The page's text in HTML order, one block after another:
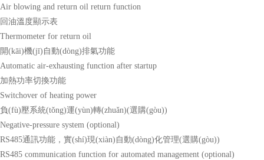
Air blowing and return oil return function
回油溫度顯示表
Thermometer for return oil
開(kāi)機(jī)自動(dòng)排氣功能
Automatic air-exhausting function after startup
加熱功率切換功能
Switchover of heating power
負(fù)壓系統(tǒng)運(yùn)轉(zhuǎn)(選購(gòu))
Negative-pressure system (optional)
RS485通訊功能，實(shí)現(xiàn)自動(dòng)化管理(選購(gòu))
RS485 communication function for automated management (optional)